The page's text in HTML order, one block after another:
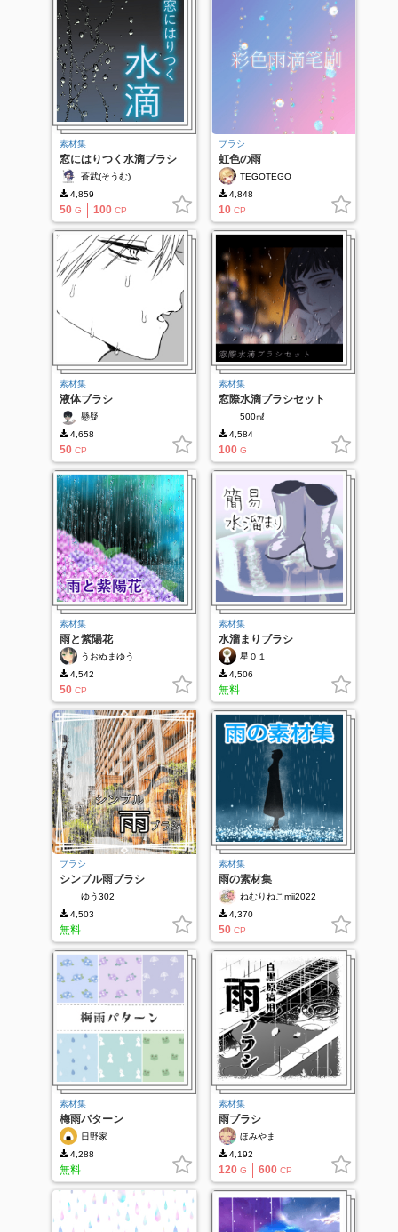
素材集
窓にはりつく水滴ブラシ
蒼武(そうむ)
4,859
50 G 100 CP
ブラシ
虹色の雨
TEGOTEGO
4,848
10 CP
素材集
液体ブラシ
懸疑
4,658
50 CP
素材集
窓際水滴ブラシセット
500㎖
4,584
100 G
素材集
雨と紫陽花
うおぬまゆう
4,542
50 CP
素材集
水溜まりブラシ
星０１
4,506
無料
ブラシ
シンプル雨ブラシ
ゆう302
4,503
無料
素材集
雨の素材集
ねむりねこmii2022
4,370
50 CP
素材集
梅雨パターン
日野家
4,288
無料
素材集
雨ブラシ
ほみやま
4,192
120 G 600 CP